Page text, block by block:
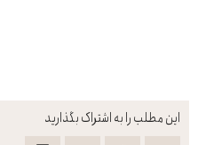
این مطلب را به اشتراک بگذارید